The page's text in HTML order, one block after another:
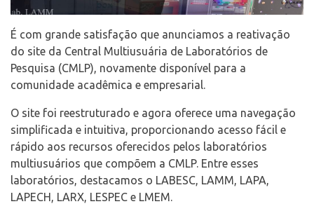
É com grande satisfação que anunciamos a reativação
do site da Central Multiusuária de Laboratórios de
Pesquisa (CMLP), novamente disponível para a
comunidade acadêmica e empresarial.
O site foi reestruturado e agora oferece uma navegação
simplificada e intuitiva, proporcionando acesso fácil e
rápido aos recursos oferecidos pelos laboratórios
multiusuários que compõem a CMLP. Entre esses
laboratórios, destacamos o LABESC, LAMM, LAPA,
LAPECH, LARX, LESPEC e LMEM.